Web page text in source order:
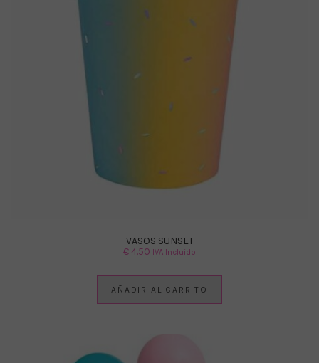
VASOS SUNSET
€4.50 IVA Incluido
AÑADIR AL CARRITO